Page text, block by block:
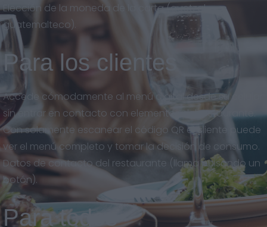
Elección de la moneda de la carta (quetzal
guatemalteco).
Para los clientes
Accede cómodamente al menú digital desde su celular
sin entrar en contacto con elementos del restaurante.
Con solamente escanear el código QR el cliente puede
ver el menú completo y tomar la decisión de consumo.
Datos de contacto del restaurante (llama pulsando un
botón).
Para todos